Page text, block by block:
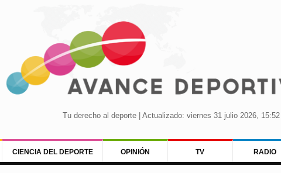
Tu derecho al deporte | Actualizado: viernes 31 julio 2026, 15:52
CIENCIA DEL DEPORTE OPINIÓN TV RADIO